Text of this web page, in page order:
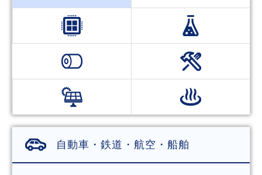
自動車・鉄道・航空・船舶